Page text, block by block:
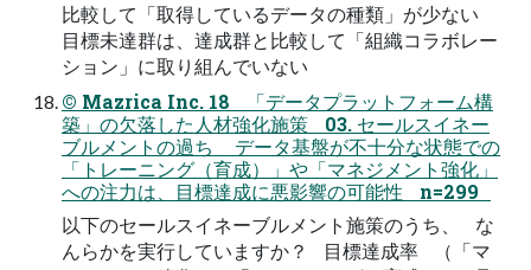
比較して「取得しているデータの種類」が少ない
目標未達群は、達成群と比較して「組織コラボレー
ション」に取り組んでいない
© Mazrica Inc. 18 「データプラットフォーム構
築」の欠落した人材強化施策 03. セールスイネー
ブルメントの過ち データ基盤が不十分な状態での
「トレーニング（育成）」や「マネジメント強化」
への注力は、目標達成に悪影響の可能性 n=299
以下のセールスイネーブルメント施策のうち、 な
んらかを実行していますか？ 目標達成率 （「マ